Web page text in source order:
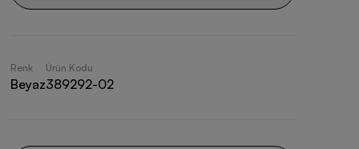
Renk
Beyaz
Ürün Kodu
389292-02